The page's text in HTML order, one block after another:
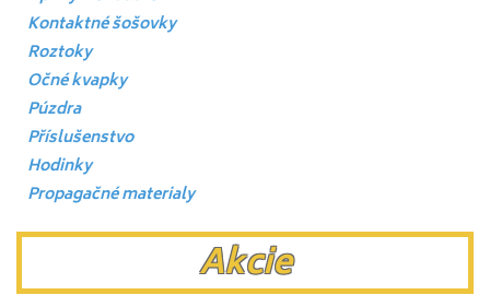
Kontaktné šošovky
Roztoky
Očné kvapky
Púzdra
Příslušenstvo
Hodinky
Propagačné materialy
Akcie